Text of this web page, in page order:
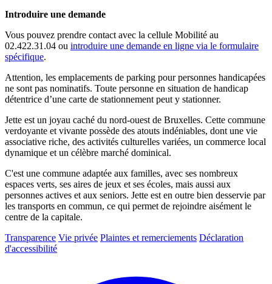
Introduire une demande
Vous pouvez prendre contact avec la cellule Mobilité au
02.422.31.04 ou introduire une demande en ligne via le formulaire
spécifique.
Attention, les emplacements de parking pour personnes handicapées
ne sont pas nominatifs. Toute personne en situation de handicap
détentrice d’une carte de stationnement peut y stationner.
Jette est un joyau caché du nord-ouest de Bruxelles. Cette commune
verdoyante et vivante possède des atouts indéniables, dont une vie
associative riche, des activités culturelles variées, un commerce local
dynamique et un célèbre marché dominical.
C'est une commune adaptée aux familles, avec ses nombreux
espaces verts, ses aires de jeux et ses écoles, mais aussi aux
personnes actives et aux seniors. Jette est en outre bien desservie par
les transports en commun, ce qui permet de rejoindre aisément le
centre de la capitale.
Transparence Vie privée Plaintes et remerciements Déclaration
d'accessibilité